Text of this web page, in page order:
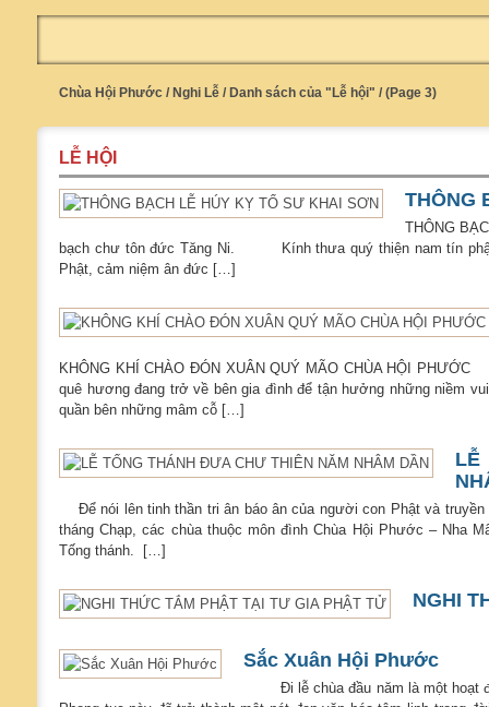
Chùa Hội Phước / Nghi Lễ / Danh sách của "Lễ hội" / (Page 3)
LỄ HỘI
THÔNG
THÔNG
bạch chư tôn đức Tăng Ni. Kính thưa quý thiện nam tín
Phật, cảm niệm ân đức […]
KHÔNG KHÍ CHÀO ĐÓN XUÂN QUÝ MÃO CHÙA HỘI
quê hương đang trở về bên gia đình để tận hưởng những niềm
quần bên những mâm cỗ […]
LỄ
Để nói lên tinh thần tri ân báo ân của người con Phật và truyền
tháng Chạp, các chùa thuộc môn đình Chùa Hội Phước – Nha
Tống thánh. […]
NGHI
Sắc Xuân Hội Phước
Đi lễ chùa đầu năm là một hoạt